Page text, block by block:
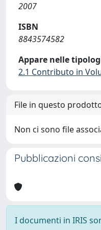
2007
ISBN
8843574582
Appare nelle
2.1 Contributo in
File in questo
Non ci sono file
Pubblicazioni
I documenti in IRIS